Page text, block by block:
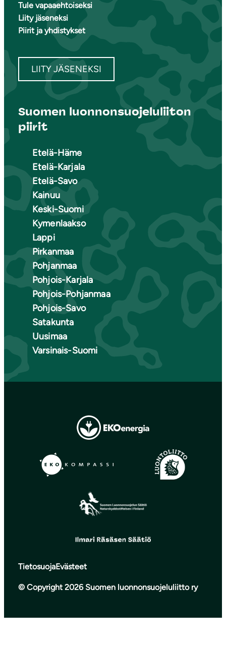
Tule vapaaehtoiseksi
Liity jäseneksi
Piirit ja yhdistykset
LIITY JÄSENEKSI
Suomen luonnonsuojeluliiton
piirit
Etelä-Häme
Etelä-Karjala
Etelä-Savo
Kainuu
Keski-Suomi
Kymenlaakso
Lappi
Pirkanmaa
Pohjanmaa
Pohjois-Karjala
Pohjois-Pohjanmaa
Pohjois-Savo
Satakunta
Uusimaa
Varsinais-Suomi
TietosuojaEvästeet
© Copyright 2026 Suomen luonnonsuojeluliitto ry